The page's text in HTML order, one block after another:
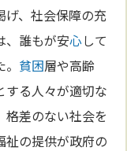
げ、社会保障の充
、誰もが安心して
貧困層や高齢
する人々が適切な
格差のない社会を
祉の提供が政府の